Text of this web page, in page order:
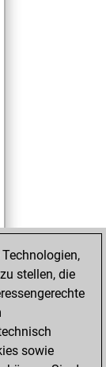
stellen, die
sowie